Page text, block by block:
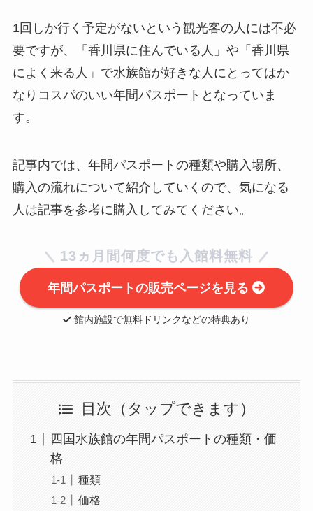
1回しか行く予定がないという観光客の人には不必
要ですが、「香川県に住んでいる人」や「香川県
によく来る人」で水族館が好きな人にとってはか
なりコスパのいい年間パスポートとなっていま
す。
記事内では、年間パスポートの種類や購入場所、
購入の流れについて紹介していくので、気になる
人は記事を参考に購入してみてください。
13ヵ月間何度でも入館料無料
年間パスポートの販売ページを見る
館内施設で無料ドリンクなどの特典あり
目次
四国水族館の年間パスポートの種類・価
格
種類
価格